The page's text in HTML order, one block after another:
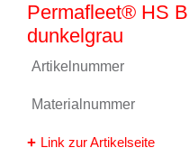
Permafleet® HS
dunkelgrau
Artikelnummer
Materialnummer
Link zur Artikelseite